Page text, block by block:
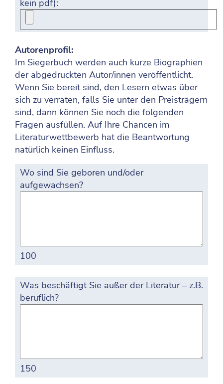
kein pdf):
Autorenprofil:
Im Siegerbuch werden auch kurze Biographien
der abgedruckten Autor/innen veröffentlicht.
Wenn Sie bereit sind, den Lesern etwas über
sich zu verraten, falls Sie unter den Preisträgern
sind, dann können Sie noch die folgenden
Fragen ausfüllen. Auf Ihre Chancen im
Literaturwettbewerb hat die Beantwortung
natürlich keinen Einfluss.
Wo sind Sie geboren und/oder
aufgewachsen?
100
Was beschäftigt Sie außer der Literatur – z.B.
beruflich?
150